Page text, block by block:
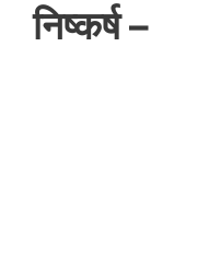
निष्कर्ष –